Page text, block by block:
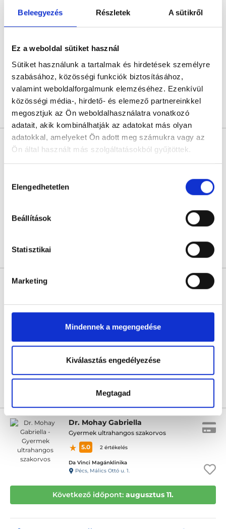
Beleegyezés Részletek A sütikről
Ez a weboldal sütiket használ
Sütiket használunk a tartalmak és hirdetések személyre
szabásához, közösségi funkciók biztosításához,
valamint weboldalforgalmunk elemzéséhez. Ezenkívül
közösségi média-, hirdető- és elemező partnereinkkel
megosztjuk az Ön weboldalhasználatra vonatkozó
adatait, akik kombinálhatják az adatokat más olyan
adatokkal, amelyeket Ön adott meg számukra vagy az
Ön által használt más szolgáltatásokból gyűjtöttek.
szabályzat:https://foglaljorvost.hu/info/foglaljorvost-
kiválasztása
Elengedhetetlen
Beállítások
Statisztikai
Marketing
Mindennek a megengedése
Kiválasztás engedélyezése
Megtagad
4.8
3 értékelés
Pécs, Málics Ottó u. 1.
Következő időpont:augusztus 11.
Árlista Összes időpont
Dr. Nagy Andrea
Tüdőgyógyász
Árlista Profil
4.7
Aurora Medical
Pécs, Alkotmány u. 41.
Következő időpont: augusztus 11.
Összes időpont
Dr. Mohay Gabriella
Gyermek ultrahangos szakorvos
5.0
2 értékelés
Da Vinci Magánklinika
Pécs, Málics Ottó u. 1.
Következő időpont: augusztus 11.